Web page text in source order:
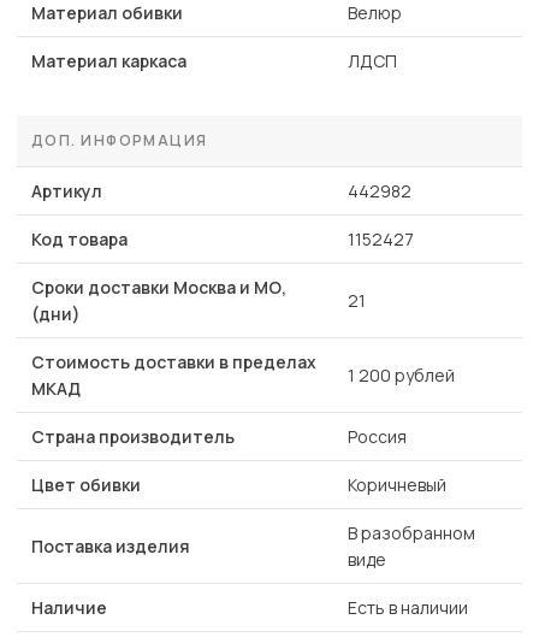
Материал обивки Велюр
Материал каркаса ЛДСП
ДОП. ИНФОРМАЦИЯ
Артикул 442982
Код товара 1152427
Сроки доставки Москва и МО,
(дни)
21
Стоимость доставки в пределах
МКАД
1 200 рублей
Страна производитель Россия
Цвет обивки Коричневый
Поставка изделия
В разобранном
виде
Наличие Есть в наличии